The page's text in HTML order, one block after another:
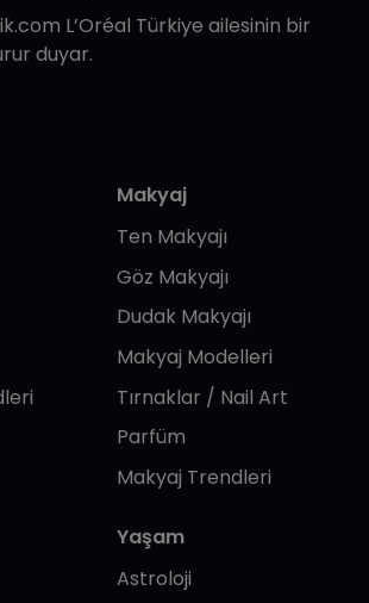
L’Oréal Türkiye ailesinin bir
duyar.
Makyaj
Ten Makyajı
Göz Makyajı
Dudak Makyajı
Makyaj Modelleri
Tırnaklar / Nail Art
Parfüm
Makyaj Trendleri
Yaşam
Astroloji